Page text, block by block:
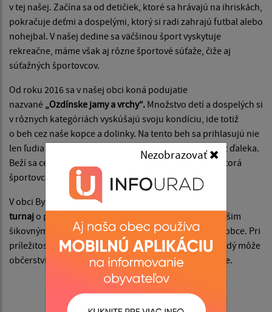
Nezobrazovať
v tej našej. Začína sa od detičiek, ktoré sa hrávajú na ihriskách,
pokračuje deťmi a dospelými, ktorý si radi zahrajú futbal alebo
nohejbal. V našej dedine sa väčšinou šport vyskytuje
rekreačne, máme však aj rôzne športové súťaže, čiže aj
súťažných športovcov.
Od roku 2016 sa v našej obci koná podujatie
nazvané „Ozdínske jamy a vrchy“. Množstvo detí a dospelých si
v rôznych kategóriách vyskúšajú svoju kondíciu, ide totiž
o beh cez naše kopce a dolinky. Na tento beh sa prihlasujú nie
len ľudia z našej dedinky, avšak chodia aj návštevníci z ďaleka.
Beží sa cez náročný terén, ale aj cez krásnu prírodu, ktorá
športovcom razom všetko vykompenzuje.
V obci Bystrička sa každoročne koná
turnajo pohár starostu obce Ozdín, ktorý sa vďaka našim
šikovným chlapcom len málokedy ocitne mimo našej obce. Pri
príležitosti turnaja sa varí guľáš, v pohostinstve sa každý môže
občerstviť a potom sa stačí už len pozerať a držať palce.